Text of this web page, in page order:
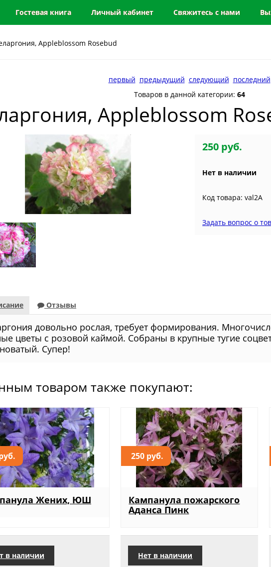
Гостевая книга Личный кабинет Свяжитесь с нами
Appleblossom Rosebud
первый предыдущий следующий последний
Товаров в данной категории: 64
Appleblossom
250 руб.
Нет в наличии
Код товара: val2A
Задать вопрос о
Отзывы
довольно рослая, требует формирования.
цветы с розовой каймой. Собраны в крупные тугие
Супер!
товаром также покупают:
Жених, ЮШ
в наличии
250 руб.
Кампанула пожарского
Аданса Пинк
Нет в наличии